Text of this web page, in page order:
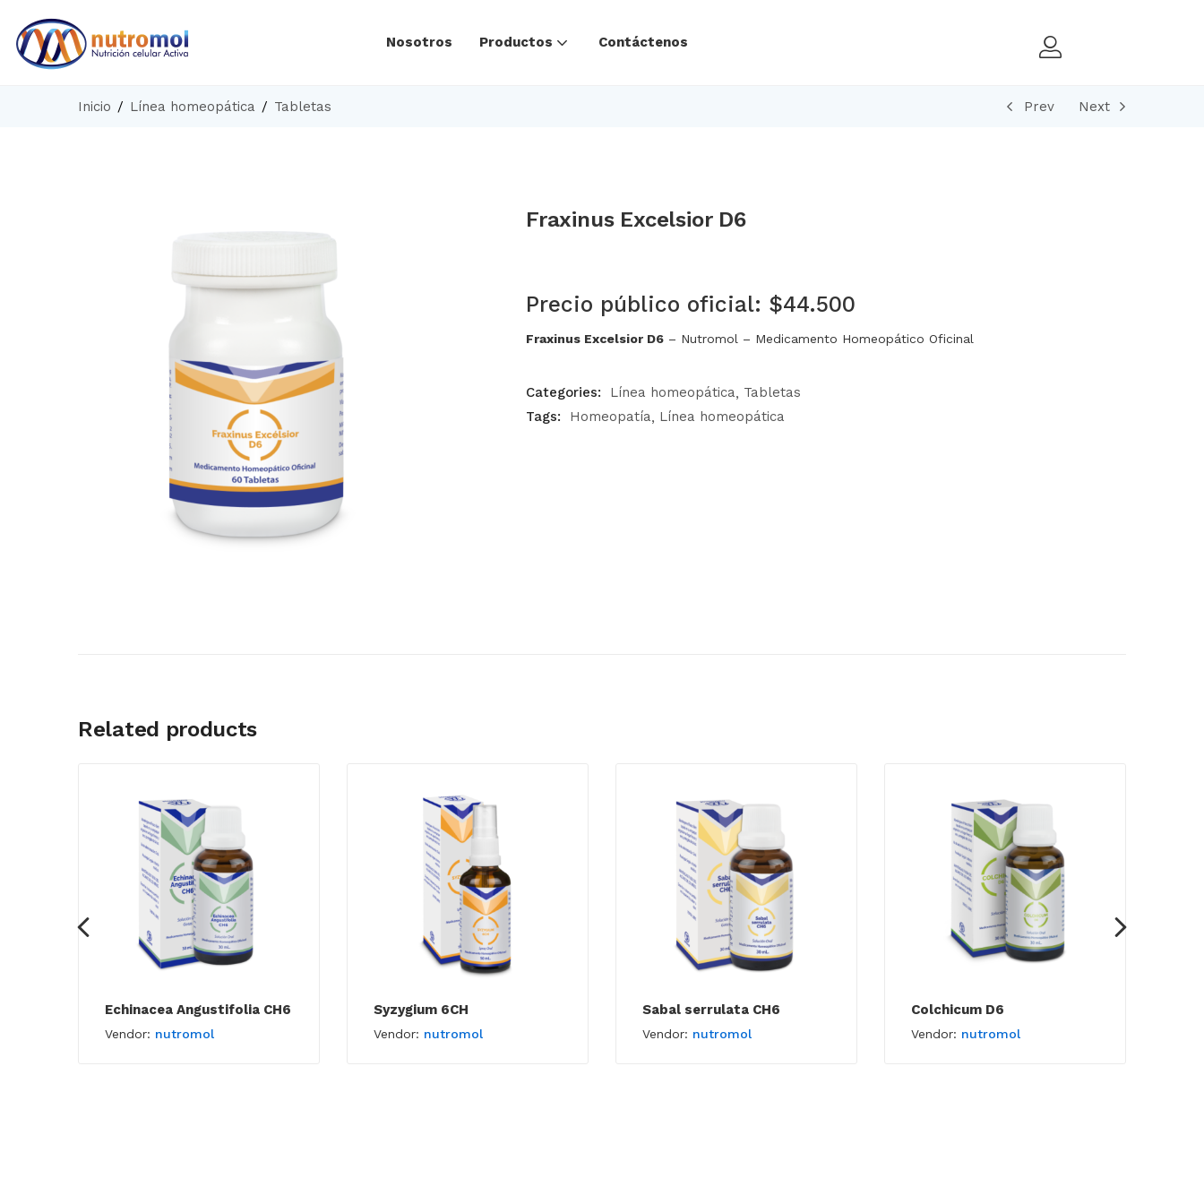
Nosotros Productos Contáctenos
Inicio Línea homeopática Tabletas Prev Next
Fraxinus Excelsior D6
Precio público oficial: $44.500
Fraxinus Excelsior D6 – Nutromol – Medicamento Homeopático Oficinal
Categories: Línea homeopática
Tabletas
Tags:
Homeopatía Línea homeopática
Related products
Echinacea Angustifolia CH6
Vendor: nutromol
Syzygium 6CH
Vendor: nutromol
Sabal serrulata CH6
Vendor: nutromol
Colchicum D6
Vendor: nutromol